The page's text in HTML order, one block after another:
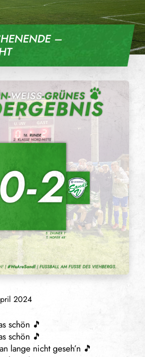
–
2024
schön 🎵
schön 🎵
lange nicht geseh’n 🎵